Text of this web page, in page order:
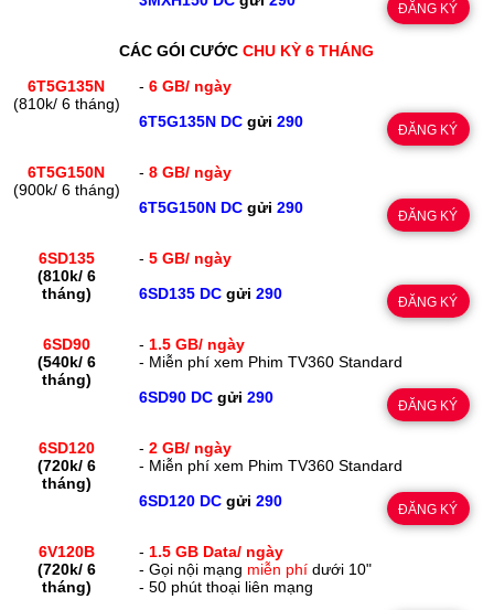
ĐĂNG KÝ
CÁC GÓI CƯỚCCHU KỲ 6 THÁNG
6T5G135N
(810k/ 6 tháng)
-6 GB/ ngày
6T5G135N DCgửi 290 ĐĂNG KÝ
6T5G150N
(900k/ 6 tháng)
-8 GB/ ngày
6T5G150N DCgửi 290 ĐĂNG KÝ
6SD135
(810k/ 6
tháng)
-5 GB/ ngày
6SD135 DCgửi 290 ĐĂNG KÝ
6SD90
(540k/ 6
tháng)
- 1.5 GB/ ngày
- Miễn phí xem Phim TV360 Standard
6SD90 DCgửi 290 ĐĂNG KÝ
6SD120
(720k/ 6
tháng)
-2 GB/ ngày
- Miễn phí xem Phim TV360 Standard
6SD120 DCgửi 290 ĐĂNG KÝ
6V120B
(720k/ 6
tháng)
- 1.5 GB Data/ ngày
- Gọi nội mạng miễn phídưới 10"
- 50 phút thoại liên mạng